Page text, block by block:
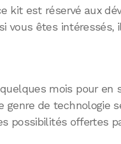
kit est réservé aux
vous êtes intéressés,
mois pour en
genre de technologie
possibilités offertes